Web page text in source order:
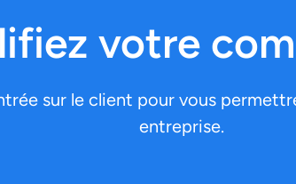
votre
sur le client pour vous
entreprise.